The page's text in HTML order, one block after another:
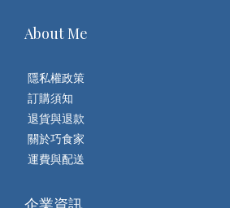
About Me
隱私權政策
訂購須知
退貨與退款
關於巧食家
運費與配送